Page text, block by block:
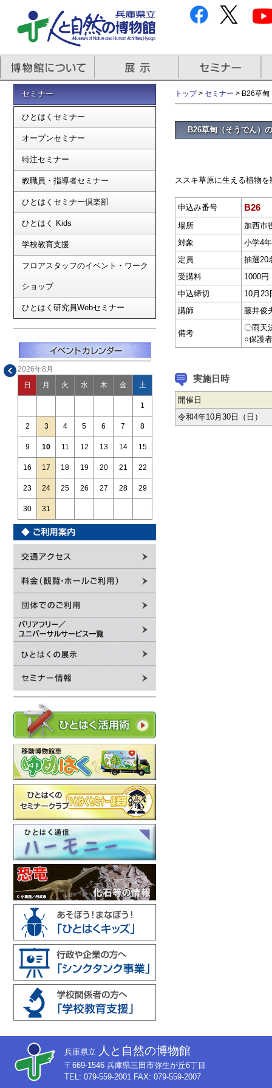
セミナー
ひとはくセミナー
オープンセミナー
特注セミナー
教職員・指導者セミナー
ひとはくセミナー倶楽部
ひとはく Kids
学校教育支援
フロアスタッフのイベント・ワーク
ショップ
ひとはく研究員Webセミナー
2026年8月
日 月 火 水 木 金 土
1
2 3 4 5 6 7 8
9 10 11 12 13 14 15
16 17 18 19 20 21 22
23 24 25 26 27 28 29
30 31
トップ> セミナー > B26草甸
B26草甸（そうでん）
ススキ草原に生える植物
申込み番号 B26
場所
加西市
対象
小学4
定員
抽選20
受講料
1000円
申込締切
10月
講師
藤井俊
備考
〇雨天
○保護
実施日時
開催日
令和4年10月30日（日）
兵庫県立 人と自然の博物館
〒669-1546 兵庫県三田市弥生が丘6丁目
TEL: 079-559-2001 FAX: 079-559-2007